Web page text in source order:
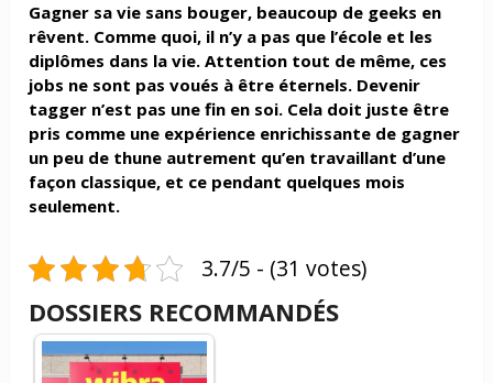
Gagner sa vie sans bouger, beaucoup de geeks en
rêvent. Comme quoi, il n’y a pas que l’école et les
diplômes dans la vie. Attention tout de même, ces
jobs ne sont pas voués à être éternels. Devenir
tagger n’est pas une fin en soi. Cela doit juste être
pris comme une expérience enrichissante de gagner
un peu de thune autrement qu’en travaillant d’une
façon classique, et ce pendant quelques mois
seulement.
3.7/5 - (31 votes)
DOSSIERS RECOMMANDÉS